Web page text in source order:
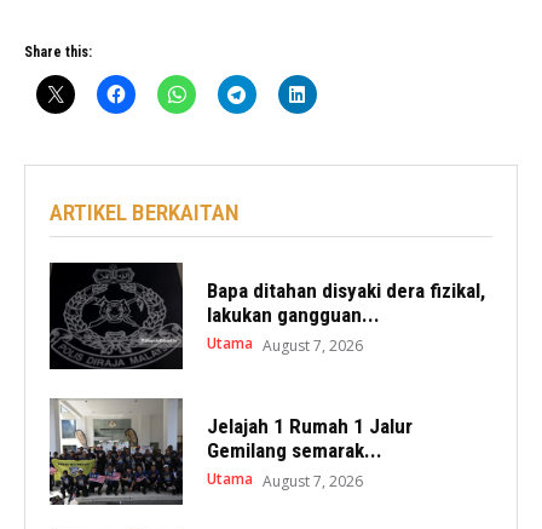
Share this:
ARTIKEL BERKAITAN
Bapa ditahan disyaki dera fizikal,
lakukan gangguan...
Utama August 7, 2026
Jelajah 1 Rumah 1 Jalur
Gemilang semarak...
Utama August 7, 2026